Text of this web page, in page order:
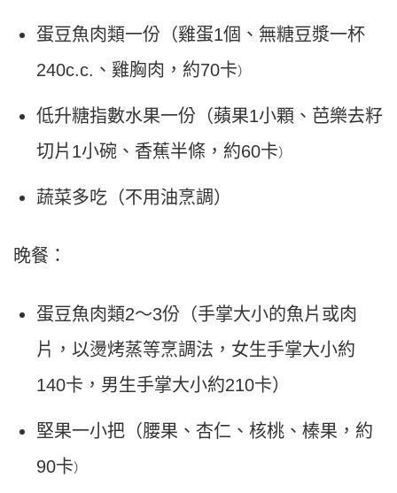
蛋豆魚肉類一份（雞蛋1個、無糖豆漿一杯
240c.c.、雞胸肉，約70卡）
低升糖指數水果一份（蘋果1小顆、芭樂去籽
切片1小碗、香蕉半條，約60卡）
蔬菜多吃（不用油烹調）
晚餐：
蛋豆魚肉類2～3份（手掌大小的魚片或肉
片，以燙烤蒸等烹調法，女生手掌大小約
140卡，男生手掌大小約210卡）
堅果一小把（腰果、杏仁、核桃、榛果，約
90卡）